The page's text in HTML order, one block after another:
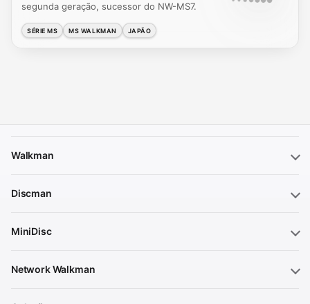
segunda geração, sucessor do NW-MS7.
SÉRIE MS MS WALKMAN JAPÃO
Walkman
Discman
MiniDisc
Network Walkman